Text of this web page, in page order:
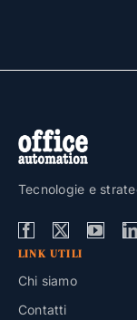
Tecnologie e
LINK UTILI
Chi siamo
Contatti